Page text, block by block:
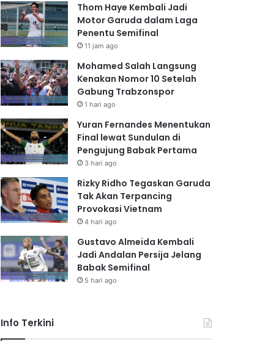
Thom Haye Kembali Jadi
Motor Garuda dalam Laga
Penentu Semifinal
11 jam ago
Mohamed Salah Langsung
Kenakan Nomor 10 Setelah
Gabung Trabzonspor
1 hari ago
Yuran Fernandes Menentukan
Final lewat Sundulan di
Pengujung Babak Pertama
3 hari ago
Rizky Ridho Tegaskan Garuda
Tak Akan Terpancing
Provokasi Vietnam
4 hari ago
Gustavo Almeida Kembali
Jadi Andalan Persija Jelang
Babak Semifinal
5 hari ago
Info Terkini